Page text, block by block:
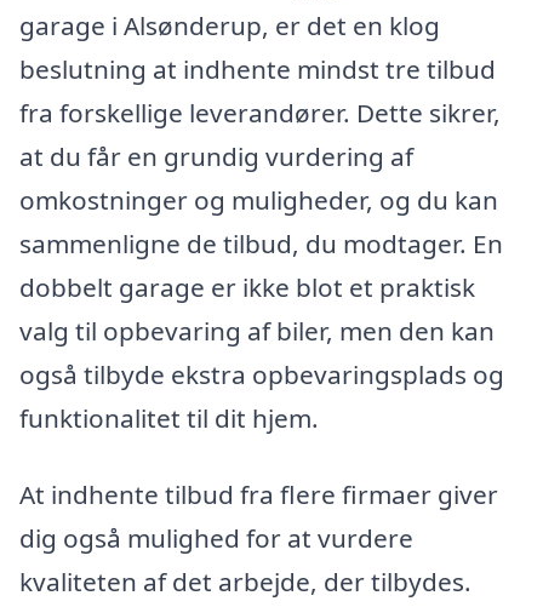
garage i Alsønderup, er det en klog
beslutning at indhente mindst tre tilbud
fra forskellige leverandører. Dette sikrer,
at du får en grundig vurdering af
omkostninger og muligheder, og du kan
sammenligne de tilbud, du modtager. En
dobbelt garage er ikke blot et praktisk
valg til opbevaring af biler, men den kan
også tilbyde ekstra opbevaringsplads og
funktionalitet til dit hjem.
At indhente tilbud fra flere firmaer giver
dig også mulighed for at vurdere
kvaliteten af det arbejde, der tilbydes.